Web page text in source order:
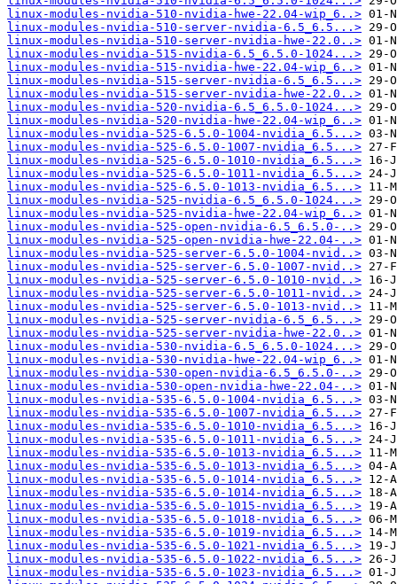
linux-modules-nvidia-510-nvidia-hwe-22.04-wip_6..>
linux-modules-nvidia-510-server-nvidia-6.5_6.5...>
linux-modules-nvidia-510-server-nvidia-hwe-22.0..>
linux-modules-nvidia-515-nvidia-6.5_6.5.0-1024...>
linux-modules-nvidia-515-nvidia-hwe-22.04-wip_6..>
linux-modules-nvidia-515-server-nvidia-6.5_6.5...>
linux-modules-nvidia-515-server-nvidia-hwe-22.0..>
linux-modules-nvidia-520-nvidia-6.5_6.5.0-1024...>
linux-modules-nvidia-520-nvidia-hwe-22.04-wip_6..>
linux-modules-nvidia-525-6.5.0-1004-nvidia_6.5...>
linux-modules-nvidia-525-6.5.0-1007-nvidia_6.5...>
linux-modules-nvidia-525-6.5.0-1010-nvidia_6.5...>
linux-modules-nvidia-525-6.5.0-1011-nvidia_6.5...>
linux-modules-nvidia-525-6.5.0-1013-nvidia_6.5...>
linux-modules-nvidia-525-nvidia-6.5_6.5.0-1024...>
linux-modules-nvidia-525-nvidia-hwe-22.04-wip_6..>
linux-modules-nvidia-525-open-nvidia-6.5_6.5.0-..>
linux-modules-nvidia-525-open-nvidia-hwe-22.04-..>
linux-modules-nvidia-525-server-6.5.0-1004-nvid..>
linux-modules-nvidia-525-server-6.5.0-1007-nvid..>
linux-modules-nvidia-525-server-6.5.0-1010-nvid..>
linux-modules-nvidia-525-server-6.5.0-1011-nvid..>
linux-modules-nvidia-525-server-6.5.0-1013-nvid..>
linux-modules-nvidia-525-server-nvidia-6.5_6.5...>
linux-modules-nvidia-525-server-nvidia-hwe-22.0..>
linux-modules-nvidia-530-nvidia-6.5_6.5.0-1024...>
linux-modules-nvidia-530-nvidia-hwe-22.04-wip_6..>
linux-modules-nvidia-530-open-nvidia-6.5_6.5.0-..>
linux-modules-nvidia-530-open-nvidia-hwe-22.04-..>
linux-modules-nvidia-535-6.5.0-1004-nvidia_6.5...>
linux-modules-nvidia-535-6.5.0-1007-nvidia_6.5...>
linux-modules-nvidia-535-6.5.0-1010-nvidia_6.5...>
linux-modules-nvidia-535-6.5.0-1011-nvidia_6.5...>
linux-modules-nvidia-535-6.5.0-1013-nvidia_6.5...>
linux-modules-nvidia-535-6.5.0-1013-nvidia_6.5...>
linux-modules-nvidia-535-6.5.0-1014-nvidia_6.5...>
linux-modules-nvidia-535-6.5.0-1014-nvidia_6.5...>
linux-modules-nvidia-535-6.5.0-1015-nvidia_6.5...>
linux-modules-nvidia-535-6.5.0-1018-nvidia_6.5...>
linux-modules-nvidia-535-6.5.0-1019-nvidia_6.5...>
linux-modules-nvidia-535-6.5.0-1021-nvidia_6.5...>
linux-modules-nvidia-535-6.5.0-1022-nvidia_6.5...>
linux-modules-nvidia-535-6.5.0-1023-nvidia_6.5...>